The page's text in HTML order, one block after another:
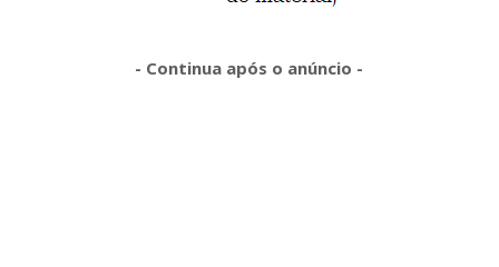
- Continua após o anúncio -